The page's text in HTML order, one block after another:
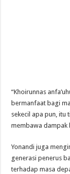
“Khoirunnas
bermanfaat bagi
sekecil apa pun, itu
membawa dampak
Yonandi juga
generasi penerus
terhadap masa